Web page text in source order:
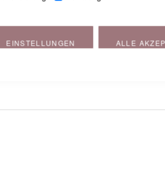
ALLE
EINSTELLUNGEN
ist die Verwendung des Theraline
Kopfverformungen solltest du einen